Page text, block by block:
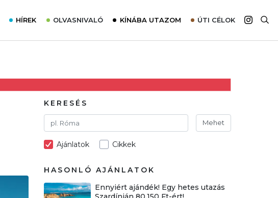
HÍREK OLVASNIVALÓ
Utazómajom – CitySIM kártya a világutazóknak
Élménybeszámolók
Szállodalátogatás
Sajtómegjelenések
KÍNÁBA UTAZOM ÚTI CÉLOK
Afrika
KERESÉS
Mehet
Ajánlatok Cikkek
HASONLÓ AJÁNLATOK
Ennyiért ajándék! Egy hetes utazás